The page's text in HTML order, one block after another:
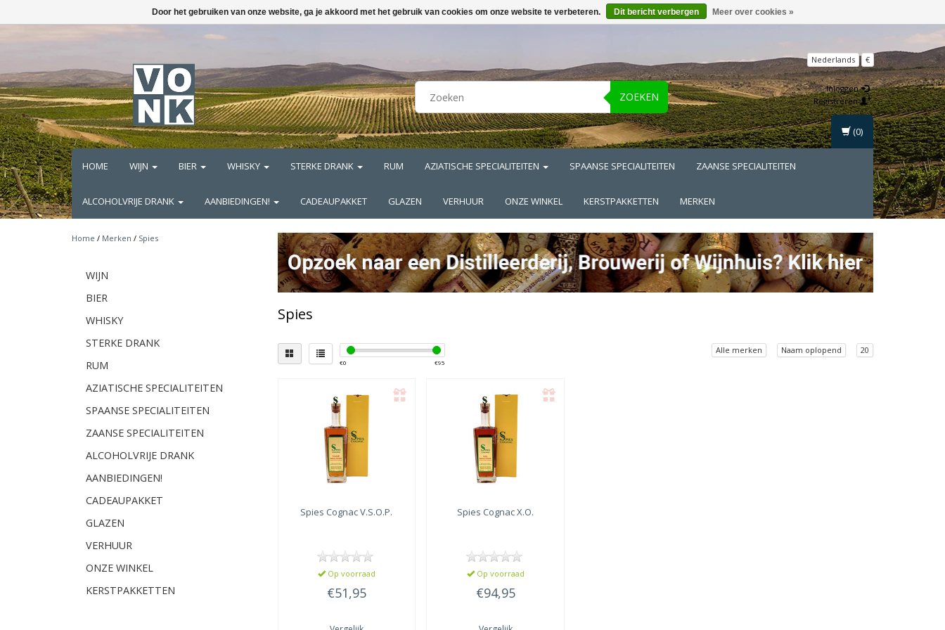
ZOEKEN
Nederlands €
Inloggen
Registreren
HOME WIJN BIER WHISKY STERKE DRANK RUM AZIATISCHE SPECIALITEITEN SPAANSE SPECIALITEITEN ZAANSE SPECIALITEITEN
ALCOHOLVRIJE DRANK AANBIEDINGEN! CADEAUPAKKET GLAZEN VERHUUR ONZE WINKEL KERSTPAKKETTEN MERKEN
(0)
Home / Merken / Spies
WIJN
BIER
WHISKY
STERKE DRANK
RUM
AZIATISCHE SPECIALITEITEN
SPAANSE SPECIALITEITEN
ZAANSE SPECIALITEITEN
ALCOHOLVRIJE DRANK
AANBIEDINGEN!
CADEAUPAKKET
GLAZEN
VERHUUR
ONZE WINKEL
KERSTPAKKETTEN
Spies
€0 €95
Alle merken Naam oplopend 20
Spies Cognac V.S.O.P.
Op voorraad
€51,95
Spies Cognac X.O.
Op voorraad
€94,95
Door het gebruiken van onze website, ga je akkoord met het gebruik van cookies om onze website te verbeteren. Dit bericht verbergen Meer over cookies »